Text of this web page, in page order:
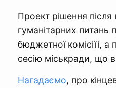
Проект рішення після
гуманітарних
бюджетної комісіїі, а
сесію міськради, що
Нагадаємо, про